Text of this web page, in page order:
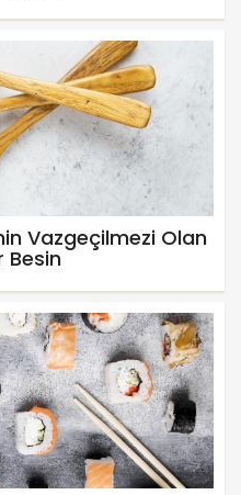
Vazgeçilmezi Olan
Besin